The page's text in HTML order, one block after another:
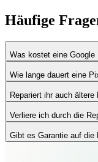
Häufige
Was kostet eine Google
Wie lange dauert eine
Repariert ihr auch
Verliere ich durch die
Gibt es Garantie auf die